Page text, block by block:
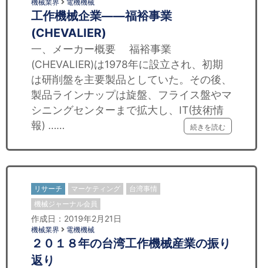
機械業界 電機機械
工作機械企業——福裕事業
(CHEVALIER)
一、メーカー概要 福裕事業
(CHEVALIER)は1978年に設立され、初期
は研削盤を主要製品としていた。その後、
製品ラインナップは旋盤、フライス盤やマ
シニングセンターまで拡大し、IT(技術情
報) ……
続きを読む
リサーチ マーケティング
台湾事情
機械ジャーナル会員
作成日：2019年2月21日
機械業界 電機機械
２０１８年の台湾工作機械産業の振り
返り